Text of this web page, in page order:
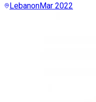
LebanonMar 2022